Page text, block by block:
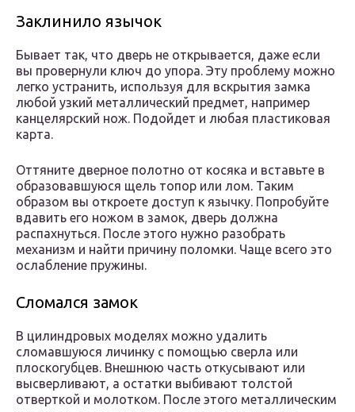
Заклинило язычок
Бывает так, что дверь не открывается, даже если
вы провернули ключ до упора. Эту проблему можно
легко устранить, используя для вскрытия замка
любой узкий металлический предмет, например
канцелярский нож. Подойдет и любая пластиковая
карта.
Оттяните дверное полотно от косяка и вставьте в
образовавшуюся щель топор или лом. Таким
образом вы откроете доступ к язычку. Попробуйте
вдавить его ножом в замок, дверь должна
распахнуться. После этого нужно разобрать
механизм и найти причину поломки. Чаще всего это
ослабление пружины.
Сломался замок
В цилиндровых моделях можно удалить
сломавшуюся личинку с помощью сверла или
плоскогубцев. Внешнюю часть откусывают или
высверливают, а остатки выбивают толстой
отверткой и молотком. После этого металлическим